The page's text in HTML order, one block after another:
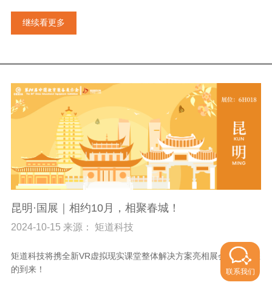
继续看更多
昆明·国展｜相约10月，相聚春城！
2024-10-15 来源： 矩道科技
矩道科技将携全新VR虚拟现实课堂整体解决方案亮相展会，期待您
的到来！
联系我们